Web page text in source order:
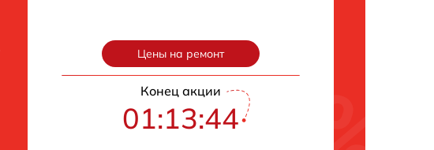
Цены на ремонт
Конец акции
01:13:43